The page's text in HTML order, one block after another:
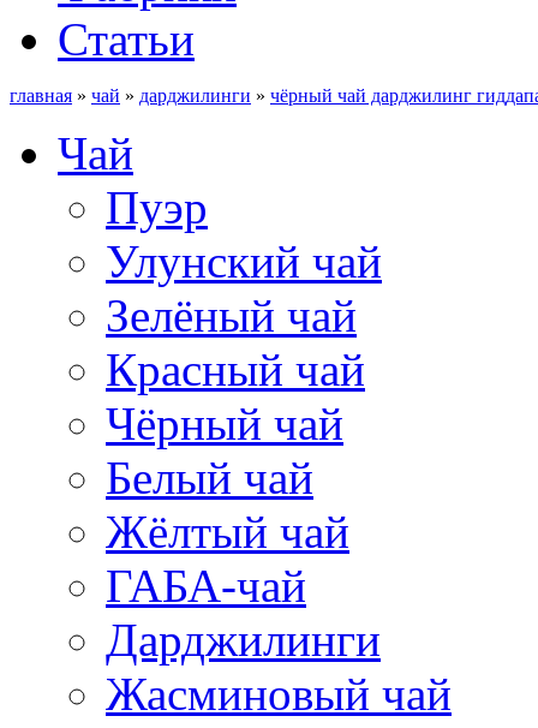
Статьи
главная » чай » дарджилинги » чёрный чай дарджилинг
Чай
Пуэр
Улунский чай
Зелёный чай
Красный чай
Чёрный чай
Белый чай
Жёлтый чай
ГАБА-чай
Дарджилинги
Жасминовый чай